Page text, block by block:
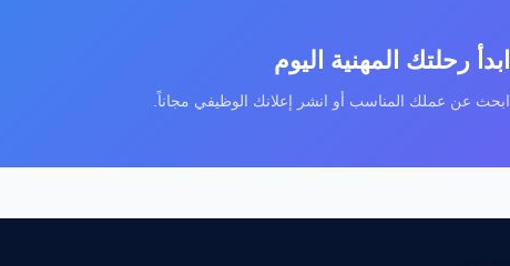
ابدأ رحلتك المهنية اليوم
ابحث عن عملك المناسب أو انشر إعلانك الوظيفي مجاناً.